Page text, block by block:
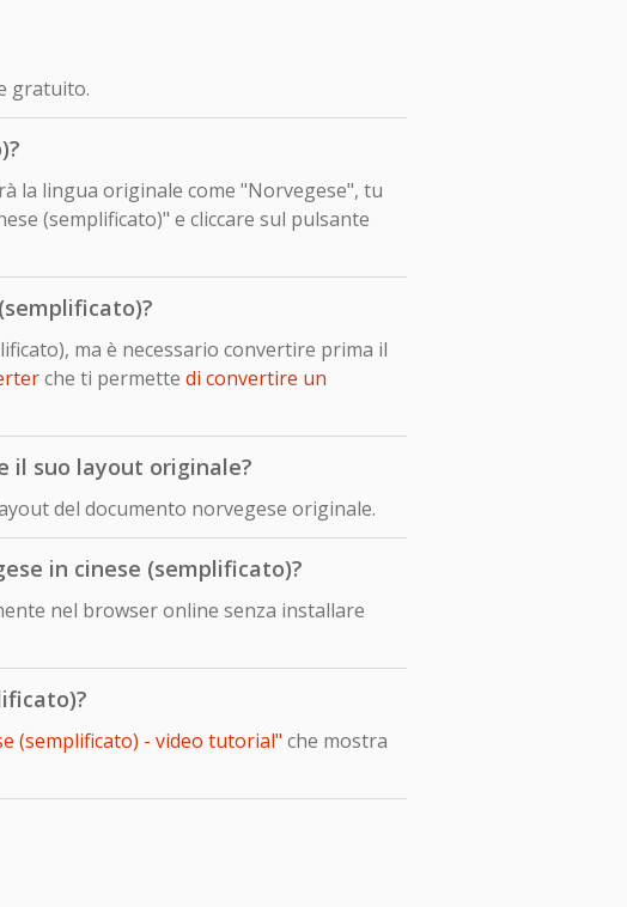
gratuito.
la lingua originale come "Norvegese", tu
(semplificato)" e cliccare sul pulsante
ma è necessario convertire prima il
che ti permette di convertire un
il suo layout originale?
del documento norvegese originale.
in cinese (semplificato)?
nel browser online senza installare
(semplificato) - video tutorial" che mostra